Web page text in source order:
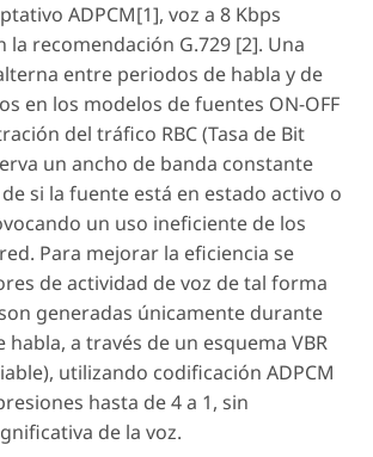
ADPCM[1], voz a 8 Kbps
la recomendación G.729 [2]. Una
entre periodos de habla y de
en los modelos de fuentes ON-OFF
del tráfico RBC (Tasa de Bit
un ancho de banda constante
si la fuente está en estado activo o
un uso ineficiente de los
Para mejorar la eficiencia se
de actividad de voz de tal forma
generadas únicamente durante
habla, a través de un esquema VBR
utilizando codificación ADPCM
hasta de 4 a 1, sin
de la voz.